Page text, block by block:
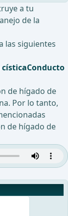
a tu
de la
las siguientes
Conducto
de hígado de
Por lo tanto,
de hígado de